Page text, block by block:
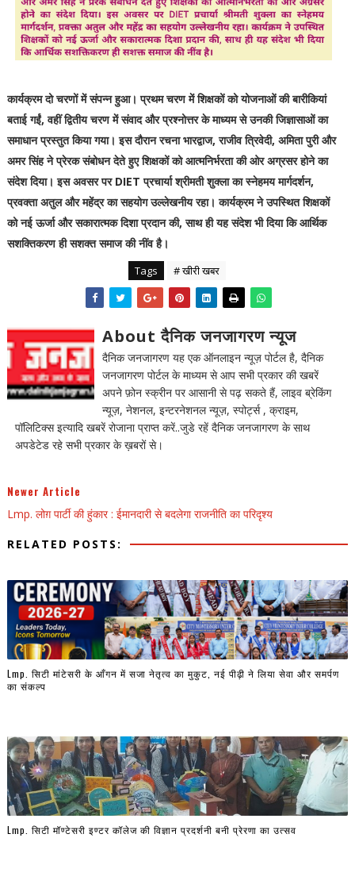
कार्यक्रम दो चरणों में संपन्न हुआ। प्रथम चरण में शिक्षकों को योजनाओं की बारीकियां
बताई गईं, वहीं द्वितीय चरण में संवाद और प्रश्नोत्तर के माध्यम से उनकी जिज्ञासाओं का
समाधान प्रस्तुत किया गया। इस दौरान रचना भारद्वाज, राजीव त्रिवेदी, अमिता पुरी और
अमर सिंह ने प्रेरक संबोधन देते हुए शिक्षकों को आत्मनिर्भरता की ओर अग्रसर होने का
संदेश दिया। इस अवसर पर DIET प्रचार्या श्रीमती शुक्ला का स्नेहमय मार्गदर्शन,
प्रवक्ता अतुल और महेंद्र का सहयोग उल्लेखनीय रहा। कार्यक्रम ने उपस्थित शिक्षकों
को नई ऊर्जा और सकारात्मक दिशा प्रदान की, साथ ही यह संदेश भी दिया कि आर्थिक
सशक्तिकरण ही सशक्त समाज की नींव है।
Tags # खीरी खबर
About दैनिक जनजागरण न्यूज
दैनिक जनजागरण यह एक ऑनलाइन न्यूज़ पोर्टल है, दैनिक
जनजागरण पोर्टल के माध्यम से आप सभी प्रकार की खबरें
अपने फ़ोन स्क्रीन पर आसानी से पढ़ सकते हैं, लाइव ब्रेकिंग
न्यूज़, नेशनल, इन्टरनेशनल न्यूज़, स्पोर्ट्स , क्राइम,
पॉलिटिक्स इत्यादि खबरें रोजाना प्राप्त करें..जुडे रहें दैनिक जनजागरण के साथ
अपडेटेड रहे सभी प्रकार के ख़बरों से।
Newer Article
Lmp. लोग़ पार्टी की हुंकार : ईमानदारी से बदलेगा राजनीति का परिदृश्य
RELATED POSTS:
Lmp. सिटी मांटेसरी के आँगन में सजा नेतृत्व का मुकुट, नई पीढ़ी ने लिया सेवा और समर्पण
का संकल्प
Lmp. सिटी मॉण्टेसरी इण्टर कॉलेज की विज्ञान प्रदर्शनी बनी प्रेरणा का उत्सव